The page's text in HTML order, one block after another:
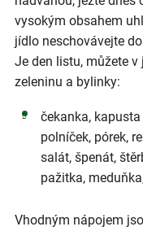
vysokým obsahem
jídlo neschovávejte
Je den listu, můžete
zeleninu a bylinky:
čekanka,
polníček, pórek,
salát, špenát,
pažitka,
Vhodným nápojem